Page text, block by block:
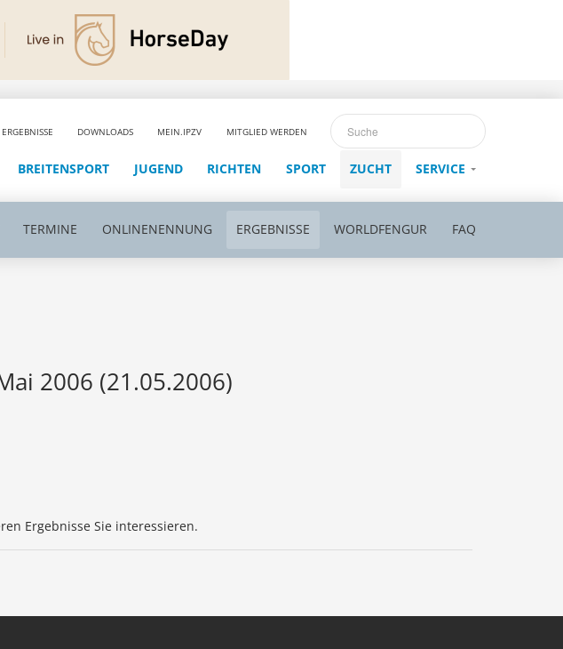
ERGEBNISSE DOWNLOADS MEIN.IPZV MITGLIED WERDEN
BREITENSPORT JUGEND RICHTEN SPORT ZUCHT SERVICE
TERMINE ONLINENENNUNG ERGEBNISSE WORLDFENGUR FAQ
2006 (21.05.2006)
Ergebnisse Sie interessieren.